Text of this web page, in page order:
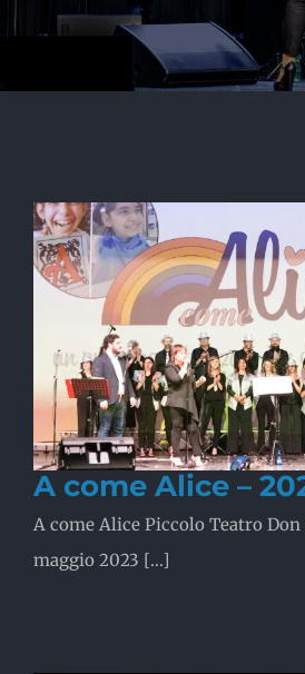
A come Alice –
A come Alice Piccolo Teatro Don
maggio 2023 [...]